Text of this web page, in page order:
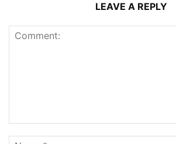
LEAVE A REPLY